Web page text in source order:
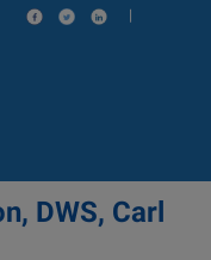
|
DWS, Carl